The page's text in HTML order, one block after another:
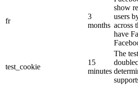
fr
3
months
show
users
across
have
test_cookie
15
minutes
The